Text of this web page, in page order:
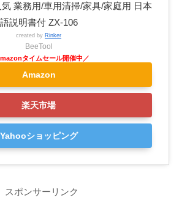
業務用/車用清掃/家具/家庭用 日本
語説明書付 ZX-106
created by Rinker
BeeTool
Amazon
楽天市場
Yahooショッピング
スポンサーリンク